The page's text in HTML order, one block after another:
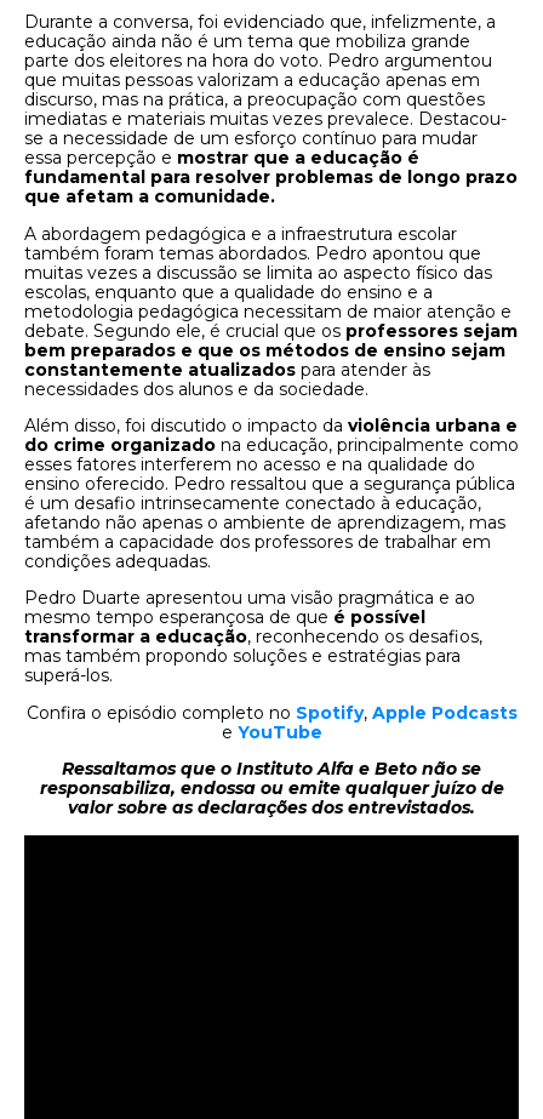
Durante a conversa, foi evidenciado que, infelizmente, a
educação ainda não é um tema que mobiliza grande
parte dos eleitores na hora do voto. Pedro argumentou
que muitas pessoas valorizam a educação apenas em
discurso, mas na prática, a preocupação com questões
imediatas e materiais muitas vezes prevalece. Destacou-
se a necessidade de um esforço contínuo para mudar
essa percepção e mostrar que a educação é
fundamental para resolver problemas de longo prazo
que afetam a comunidade.
A abordagem pedagógica e a infraestrutura escolar
também foram temas abordados. Pedro apontou que
muitas vezes a discussão se limita ao aspecto físico das
escolas, enquanto que a qualidade do ensino e a
metodologia pedagógica necessitam de maior atenção e
debate. Segundo ele, é crucial que os professores sejam
bem preparados e que os métodos de ensino sejam
constantemente atualizados para atender às
necessidades dos alunos e da sociedade.
Além disso, foi discutido o impacto da violência urbana e
do crime organizado na educação, principalmente como
esses fatores interferem no acesso e na qualidade do
ensino oferecido. Pedro ressaltou que a segurança pública
é um desafio intrinsecamente conectado à educação,
afetando não apenas o ambiente de aprendizagem, mas
também a capacidade dos professores de trabalhar em
condições adequadas.
Pedro Duarte apresentou uma visão pragmática e ao
mesmo tempo esperançosa de que é possível
transformar a educação, reconhecendo os desafios,
mas também propondo soluções e estratégias para
superá-los.
Confira o episódio completo no Spotify, Apple Podcasts
e YouTube
Ressaltamos que o Instituto Alfa e Beto não se
responsabiliza, endossa ou emite qualquer juízo de
valor sobre as declarações dos entrevistados.